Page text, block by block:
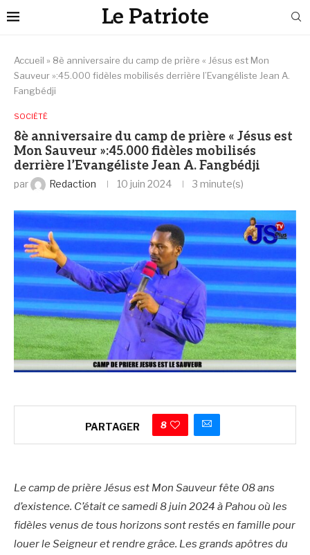
Le Patriote
Accueil » 8è anniversaire du camp de prière « Jésus est Mon
Sauveur »:45.000 fidèles mobilisés derrière l’Evangéliste Jean A.
Fangbédji
SOCIÉTÉ
8è anniversaire du camp de prière « Jésus est
Mon Sauveur »:45.000 fidèles mobilisés
derrière l’Evangéliste Jean A. Fangbédji
par Redaction 10 juin 2024 3 minute(s)
PARTAGER 8
Le camp de prière Jésus est Mon Sauveur fête 08 ans
d’existence. C’était ce samedi 8 juin 2024 à Pahou où les
fidèles venus de tous horizons sont restés en famille pour
louer le Seigneur et rendre grâce. Les grands apôtres du